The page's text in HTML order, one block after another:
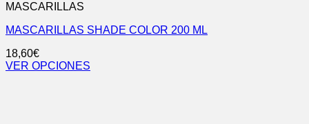
MASCARILLAS
MASCARILLAS SHADE COLOR 200 ML
18,60€
VER OPCIONES